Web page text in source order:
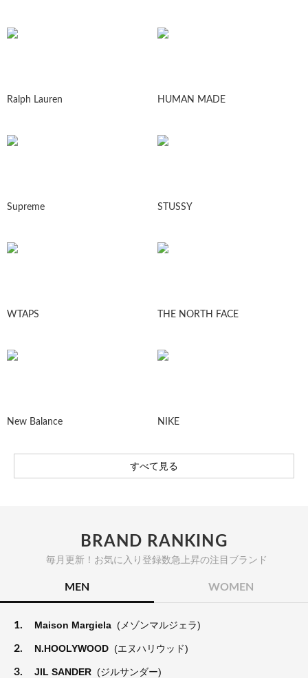
Ralph Lauren HUMAN MADE
Supreme STUSSY
WTAPS THE NORTH FACE
New Balance NIKE
すべて見る
BRAND RANKING
毎月更新！お気に入り登録数急上昇の注目ブランド
MEN WOMEN
1. Maison Margiela (メゾンマルジェラ)
2. N.HOOLYWOOD (エヌハリウッド)
3. JIL SANDER (ジルサンダー)